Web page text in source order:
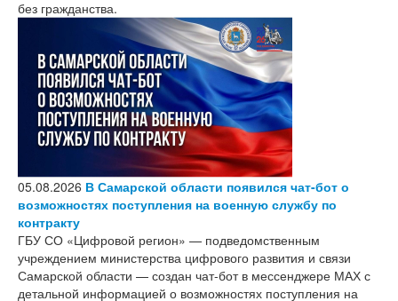
без гражданства.
05.08.2026 В Самарской области появился чат-бот о
возможностях поступления на военную службу по
контракту
ГБУ СО «Цифровой регион» — подведомственным
учреждением министерства цифрового развития и связи
Самарской области — создан чат-бот в мессенджере МАХ с
детальной информацией о возможностях поступления на